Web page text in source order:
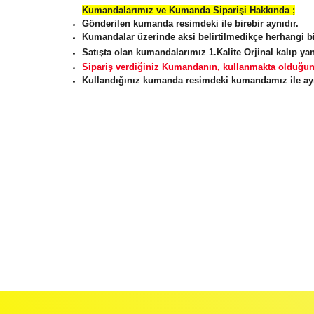
Kumandalarımız ve Kumanda Siparişi Hakkında ;
Gönderilen kumanda resimdeki ile birebir aynıdır.
Kumandalar üzerinde aksi belirtilmedikçe
Satışta olan kumandalarımız 1.Kalite Orjinal kalıp
Sipariş verdiğiniz Kumandanın, kullanmakta
Kullandığınız kumanda resimdeki kumandamız ile
başka bir müşteri tarafından satın alınamayacak
Antenci Elektronik San.Tic.Ltd.Şti.